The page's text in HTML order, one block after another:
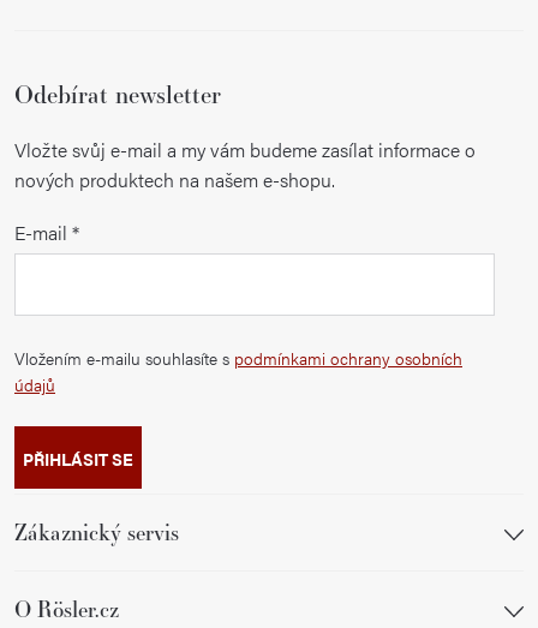
Odebírat newsletter
Vložte svůj e-mail a my vám budeme zasílat informace o
nových produktech na našem e-shopu.
E-mail
Vložením e-mailu souhlasíte s podmínkami ochrany osobních
údajů
PŘIHLÁSIT SE
Zákaznický servis
O Rösler.cz